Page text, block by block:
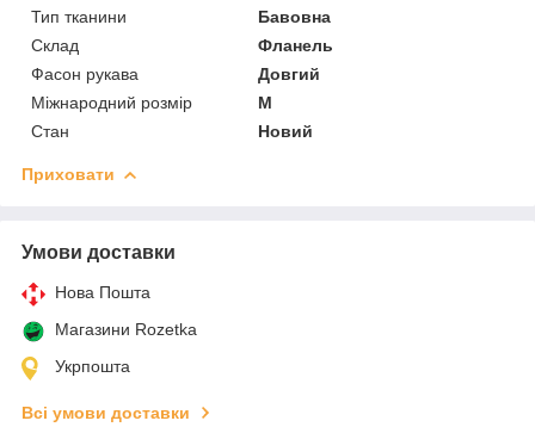
Тип тканини
Бавовна
Склад
Фланель
Фасон рукава
Довгий
Міжнародний розмір
M
Стан
Новий
Приховати
Умови доставки
Нова Пошта
Магазини Rozetka
Укрпошта
Всі умови доставки